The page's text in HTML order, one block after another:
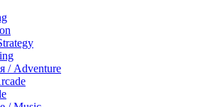
/ Adventure